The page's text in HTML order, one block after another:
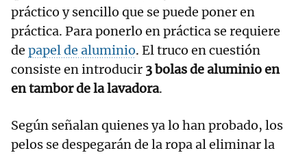
práctico y sencillo que se puede poner en
práctica. Para ponerlo en práctica se requiere
de papel de aluminio. El truco en cuestión
consiste en introducir 3 bolas de aluminio en
en tambor de la lavadora.
Según señalan quienes ya lo han probado, los
pelos se despegarán de la ropa al eliminar la